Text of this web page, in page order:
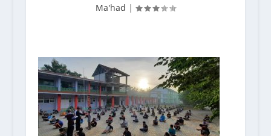
Ma'had |